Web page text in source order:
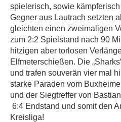
spielerisch, sowie
Gegner aus Lautrach setzten
gleichten einen zweimaligen
zum 2:2 Spielstand nach 90
hitzigen aber torlosen
Elfmeterschießen. Die
und trafen souverän vier mal
starke Paraden vom
und der Siegtreffer von
6:4 Endstand und somit den
Kreisliga!